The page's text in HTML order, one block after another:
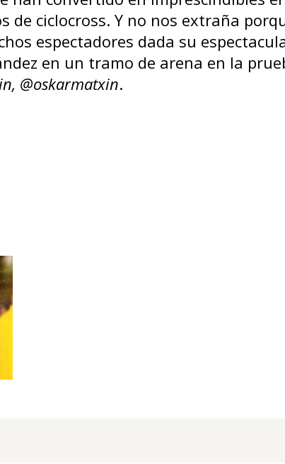
de ciclocross. Y no nos extraña
espectadores dada su
en un tramo de arena en la
@oskarmatxin.